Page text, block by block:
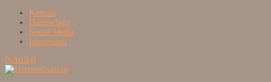
Kontakt
Datenschutz
Social Media
Impressum
0-Artikel